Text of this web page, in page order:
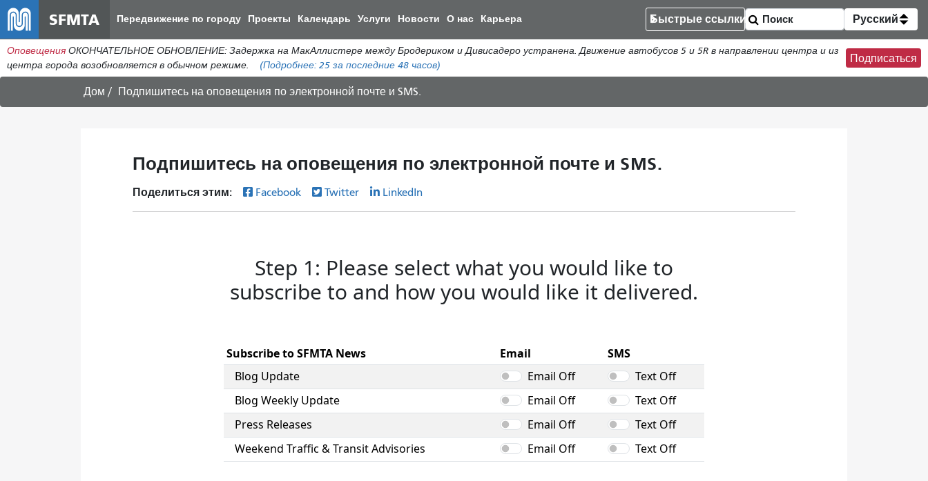
к
общему
содержанию
SFMTA Передвижение по городу Проекты Календарь Услуги Новости О нас Карьера Быстрые ссылки Русский
Оповещения ОКОНЧАТЕЛЬНОЕ ОБНОВЛЕНИЕ: Задержка на МакАллистере между Бродериком и Дивисадеро устранена. Движение автобусов 5 и 5R в направлении центра и из
центра города возобновляется в обычном режиме.
(Подробнее: 25 за последние 48 часов)
Подписаться
Дом Подпишитесь на оповещения по электронной почте и SMS.
Подпишитесь на оповещения по электронной почте и SMS.
Поделиться этим: Facebook Twitter LinkedIn